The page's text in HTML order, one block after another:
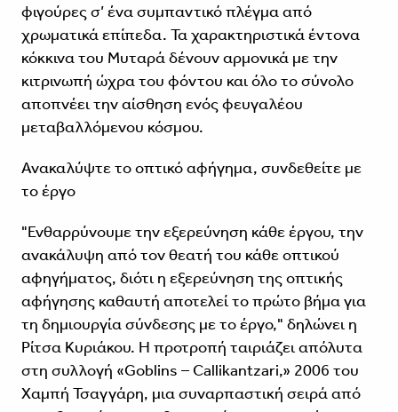
φιγούρες σ’ ένα συμπαντικό πλέγμα από
χρωματικά επίπεδα. Τα χαρακτηριστικά έντονα
κόκκινα του Μυταρά δένουν αρμονικά με την
κιτρινωπή ώχρα του φόντου και όλο το σύνολο
αποπνέει την αίσθηση ενός φευγαλέου
μεταβαλλόμενου κόσμου.
Ανακαλύψτε το οπτικό αφήγημα, συνδεθείτε με
το έργο
"Ενθαρρύνουμε την εξερεύνηση κάθε έργου, την
ανακάλυψη από τον θεατή του κάθε οπτικού
αφηγήματος, διότι η εξερεύνηση της οπτικής
αφήγησης καθαυτή αποτελεί το πρώτο βήμα για
τη δημιουργία σύνδεσης με το έργο," δηλώνει η
Ρίτσα Κυριάκου. Η προτροπή ταιριάζει απόλυτα
στη συλλογή «Goblins – Callikantzari,» 2006 του
Χαμπή Τσαγγάρη, μια συναρπαστική σειρά από